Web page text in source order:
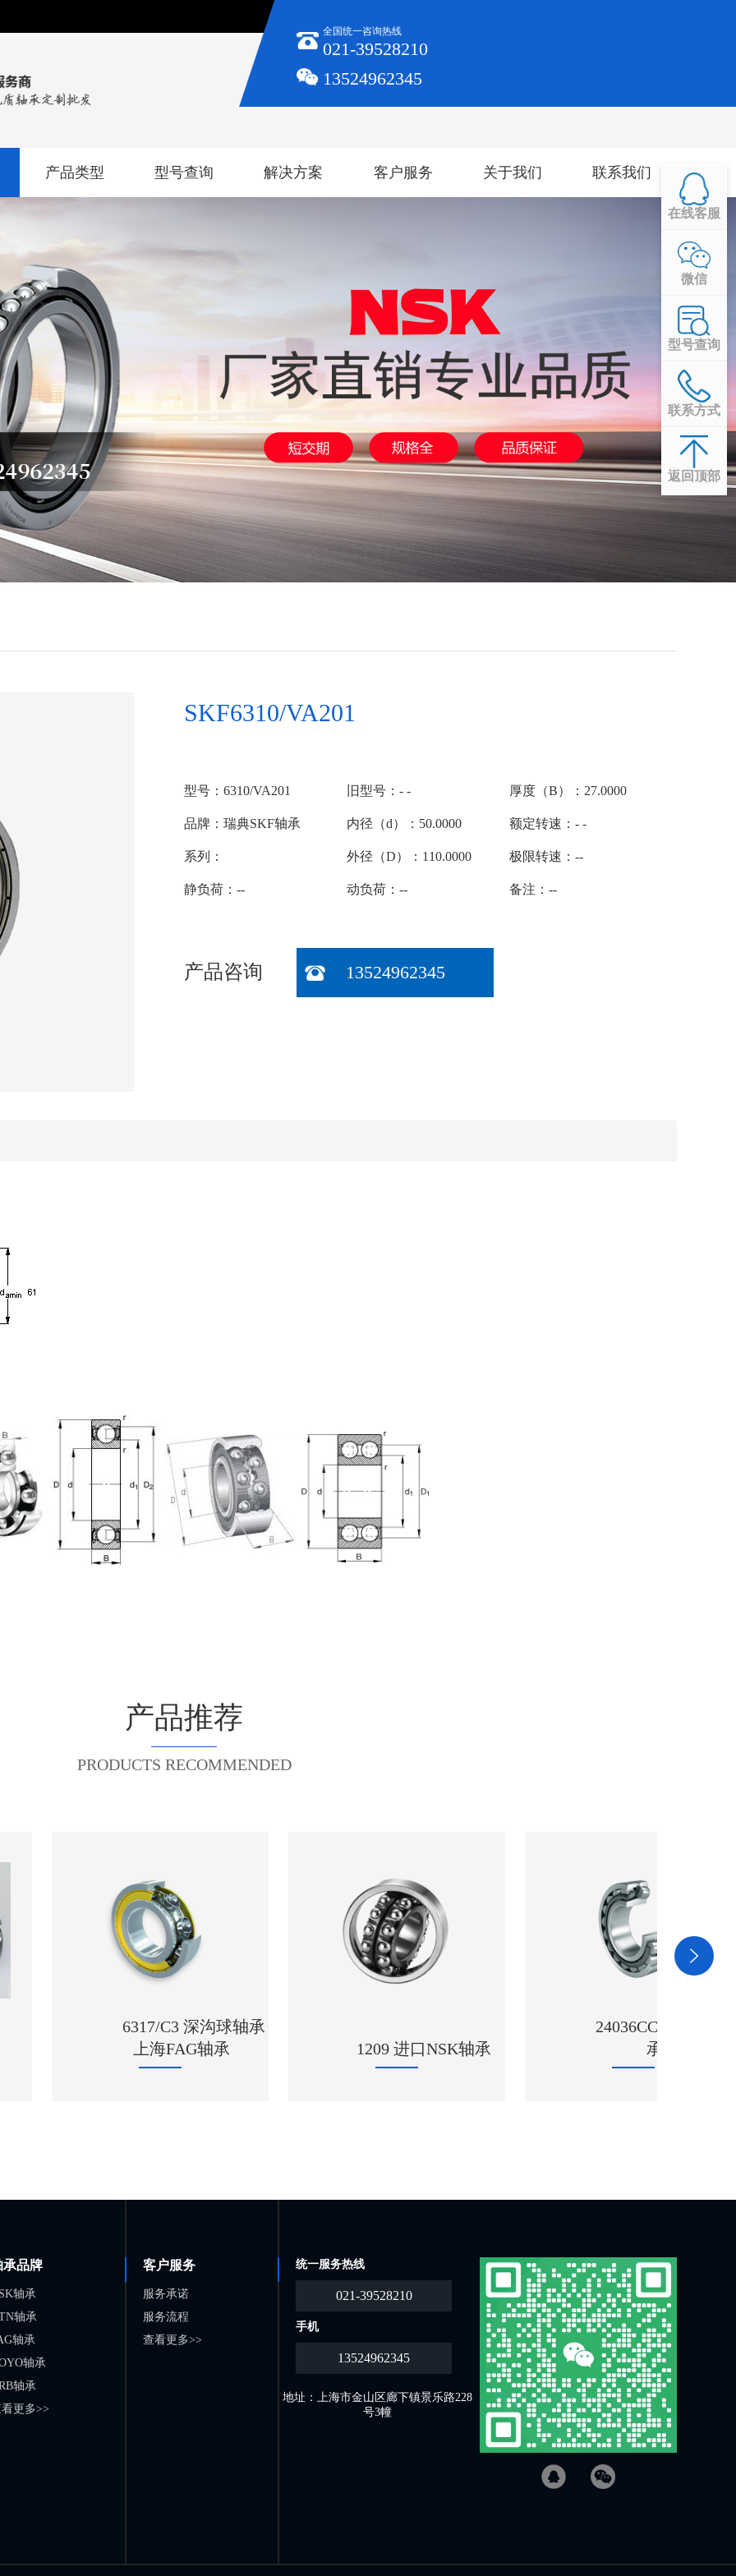
全国统一咨询热线
021-39528210
13524962345
产品类型 型号查询 解决方案 客户服务 关于我们 联系我们
SKF6310/VA201
型号：6310/VA201 旧型号：- - 厚度（B）：27.0000
品牌：瑞典SKF轴承 内径（d）：50.0000 额定转速：- -
系列： 外径（D）：110.0000 极限转速：--
静负荷：-- 动负荷：-- 备注：--
产品咨询 13524962345
产品推荐
PRODUCTS RECOMMENDED
6317/C3 深沟球轴承
1209 进口NSK轴承
24036CCK30/W33轴
承品牌
轴承
轴承
轴承
轴承
轴承
更多>>
客户服务
服务承诺
服务流程
查看更多>>
统一服务热线
021-39528210
手机
13524962345
地址：上海市金山区廊下镇景乐路228
号3幢
在线客服
微信
型号查询
联系方式
返回顶部